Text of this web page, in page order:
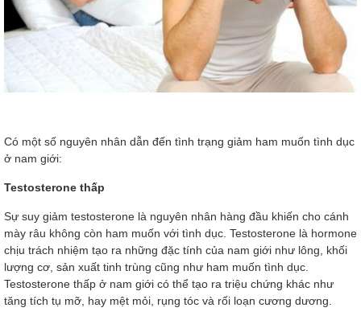
Có một số nguyên nhân dẫn đến tình trạng giảm ham muốn tình dục
ở nam giới:
Testosterone thấp
Sự suy giảm testosterone là nguyên nhân hàng đầu khiến cho cánh
mày râu không còn ham muốn với tình dục. Testosterone là hormone
chịu trách nhiệm tạo ra những đặc tính của nam giới như lông, khối
lượng cơ, sản xuất tinh trùng cũng như ham muốn tình dục.
Testosterone thấp ở nam giới có thể tạo ra triệu chứng khác như
tăng tích tụ mỡ, hay mệt mỏi, rụng tóc và rối loạn cương dương.